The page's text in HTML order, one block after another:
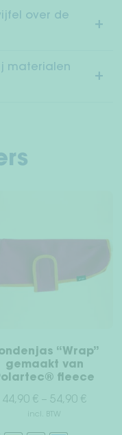
over de
materialen
“Wrap”
gemaakt van
fleece
44,90 € – 54,90 €
incl. BTW